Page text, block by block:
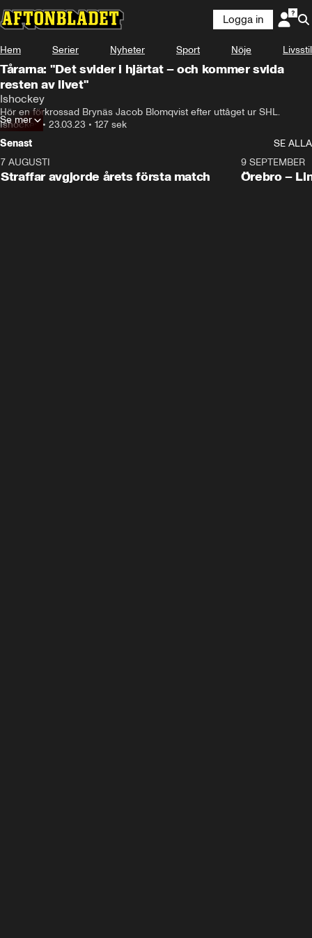
Logga in
Hem Serier Nyheter Sport Nöje Livsstil
Tårarna: "Det svider i hjärtat – och kommer svida
resten av livet"
Ishockey
Hör en förkrossad Brynäs Jacob Blomqvist efter uttåget ur SHL.
Ishockey• 23.03.23 • 127 sek
Se mer
Senast
SE ALLA
7 AUGUSTI
Straffar avgjorde årets första match
Plus
9 SEPTEMBER
Örebro –